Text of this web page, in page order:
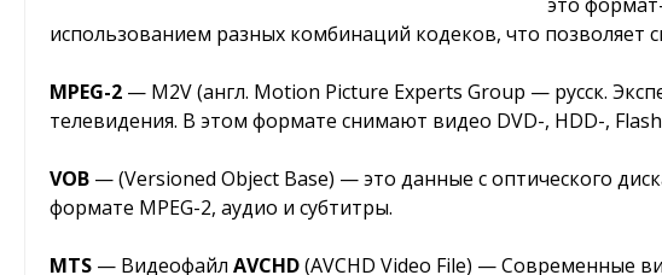
использованием разных комбинаций кодеков, что позволяет
MPEG-2 — M2V (англ. Motion Picture Experts Group — русск.
телевидения. В этом формате снимают видео DVD-, HDD-,
VOB — (Versioned Object Base) — это данные с оптического
формате MPEG-2, аудио и субтитры.
MTS — Видеофайл AVCHD(AVCHD Video File) — Современные